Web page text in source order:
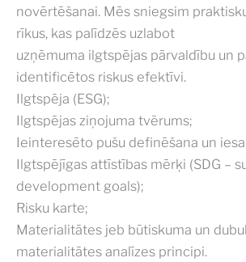
novērtēšanai. Mēs sniegsim
rīkus, kas palīdzēs uzlabot
uzņēmuma ilgtspējas pārvaldību un
identificētos riskus efektīvi.
Ilgtspēja (ESG);
Ilgtspējas ziņojuma tvērums;
Ieinteresēto pušu definēšana un
Ilgtspējīgas attīstības mērķi (SDG –
development goals);
Risku karte;
Materialitātes jeb būtiskuma un
materialitātes analīzes principi.